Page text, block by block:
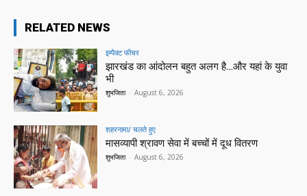
RELATED NEWS
इम्पैक्ट फीचर
झारखंड का आंदोलन बहुत अलग है…और यहां के युवा
भी
शुभजिता - August 6, 2026
शहरनामा/ चलते हुए
मासव्यापी श्रावण सेवा में बच्चों में दूध वितरण
शुभजिता - August 6, 2026